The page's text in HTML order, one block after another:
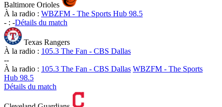
Baltimore Orioles
À la radio : WBZFM - The Sports Hub 98.5
- : -Détails du match
Texas Rangers
À la radio : 105.3 The Fan - CBS Dallas
--
À la radio : 105.3 The Fan - CBS Dallas WBZFM - The Sports
Hub 98.5
Détails du match